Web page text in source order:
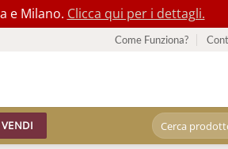
e Milano. Clicca qui per i dettagli.
Come Funziona?
VENDI Cerca: